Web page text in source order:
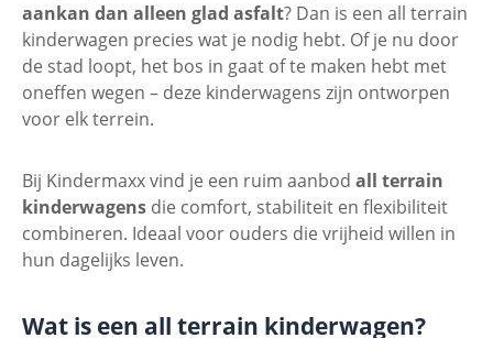
aankan dan alleen glad asfalt? Dan is een all terrain
kinderwagen precies wat je nodig hebt. Of je nu door
de stad loopt, het bos in gaat of te maken hebt met
oneffen wegen – deze kinderwagens zijn ontworpen
voor elk terrein.
Bij Kindermaxx vind je een ruim aanbod all terrain
kinderwagens die comfort, stabiliteit en flexibiliteit
combineren. Ideaal voor ouders die vrijheid willen in
hun dagelijks leven.
Wat is een all terrain kinderwagen?